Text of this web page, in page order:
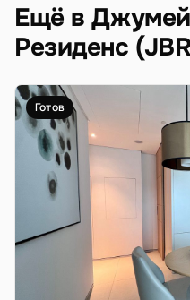
Ещё в
Резиденс
Готов